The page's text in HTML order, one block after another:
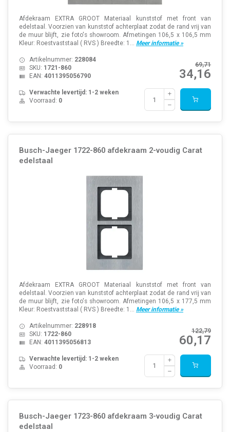
Afdekraam EXTRA GROOT Materiaal kunststof met front van
edelstaal. Voorzien van kunststof achterplaat zodat de rand vrij van
de muur blijft, zie foto's showroom. Afmetingen 106,5 x 106,5 mm
Kleur: Roestvaststaal ( RVS ) Breedte: 1... Meer informatie »
69,71
34,16
Artikelnummer: 228084
SKU: 1721-860
EAN: 4011395056790
Verwachte levertijd: 1-2 weken
Voorraad: 0
Busch-Jaeger 1722-860 afdekraam 2-voudig Carat
edelstaal
Afdekraam EXTRA GROOT Materiaal kunststof met front van
edelstaal. Voorzien van kunststof achterplaat zodat de rand vrij van
de muur blijft, zie foto's showroom. Afmetingen 106,5 x 177,5 mm
Kleur: Roestvaststaal ( RVS ) Breedte: 1... Meer informatie »
122,79
60,17
Artikelnummer: 228918
SKU: 1722-860
EAN: 4011395056813
Verwachte levertijd: 1-2 weken
Voorraad: 0
Busch-Jaeger 1723-860 afdekraam 3-voudig Carat
edelstaal